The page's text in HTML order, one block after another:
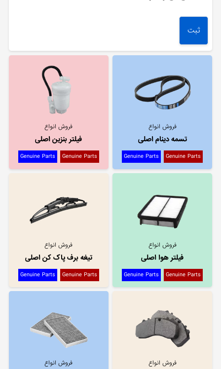
فروش انواع
تسمه دینام اصلی
Genuine Parts
Genuine Parts
فروش انواع
فیلتر بنزین اصلی
Genuine Parts
Genuine Parts
فروش انواع
فیلتر هوا اصلی
Genuine Parts
Genuine Parts
فروش انواع
تیغه برف پاک کن اصلی
Genuine Parts
Genuine Parts
فروش انواع فروش انواع